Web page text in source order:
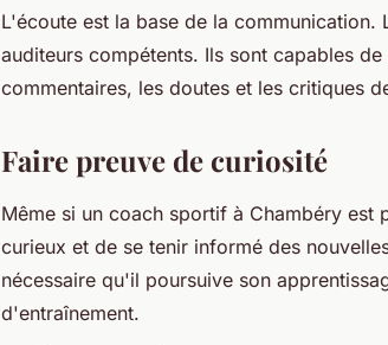
L'écoute est la base de la
auditeurs compétents. Ils sont capables
commentaires, les doutes et les critiques
Faire preuve de curiosité
Même si un coach sportif à Chambéry est
curieux et de se tenir informé des
nécessaire qu'il poursuive son
d'entraînement.